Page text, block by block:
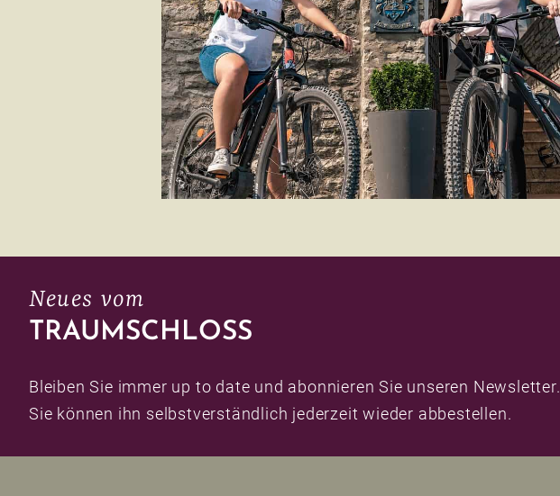
Neues vom
TRAUMSCHLOSS
Bleiben Sie immer up to date und abonnieren Sie unseren Newsletter.
Sie können ihn selbstverständlich jederzeit wieder abbestellen.